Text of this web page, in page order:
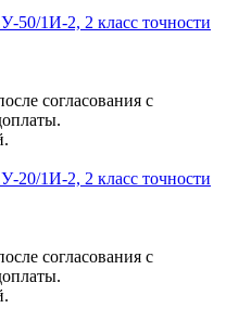
1И-2, 2 класс точности
согласования с
1И-2, 2 класс точности
согласования с